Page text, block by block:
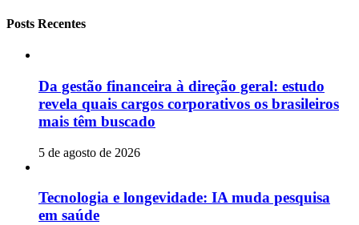
Posts Recentes
Da gestão financeira à direção geral: estudo
revela quais cargos corporativos os brasileiros
mais têm buscado
5 de agosto de 2026
Tecnologia e longevidade: IA muda pesquisa
em saúde